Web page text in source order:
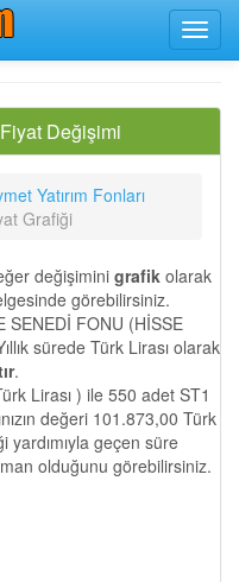
Değişimi
Yatırım Fonları
Grafiği
değişimini grafik olarak
görebilirsiniz.
SENEDİ FONU (HİSSE
sürede Türk Lirası olarak
.
Lirası ) ile 550 adet ST1
değeri 101.873,00 Türk
yardımıyla geçen süre
olduğunu görebilirsiniz.